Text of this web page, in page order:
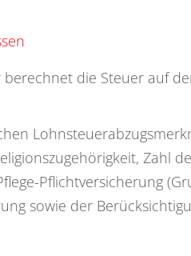
die Steuer auf
Zahl
Pflichtversicherung
sowie der